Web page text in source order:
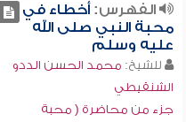
الفهرس:أخطاء في
محبة النبي صلى الله
عليه وسلم
للشيخ: محمد الحسن الددو
الشنقيطي
جزء من محاضرة ( محبة